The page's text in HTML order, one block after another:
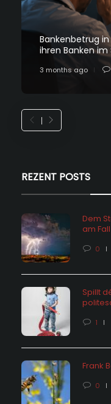
Bankenbetrug
ihren Banken
3 months ago
REZENT POSTS
Dem
am
0
Spillt
1
Frank
0